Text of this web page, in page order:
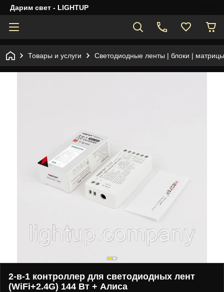
Дарим свет - LIGHTUP
Товары и услуги Светодиодные ленты | блоки |
2-в-1 контроллер для светодиодных лент
(WiFi+2.4G) 144 Вт + Алиса